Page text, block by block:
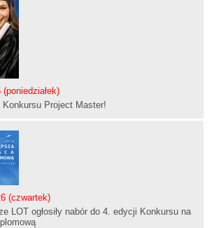
Project Master!
(czwartek)
LOT ogłosiły nabór do 4. edycji Konkursu na